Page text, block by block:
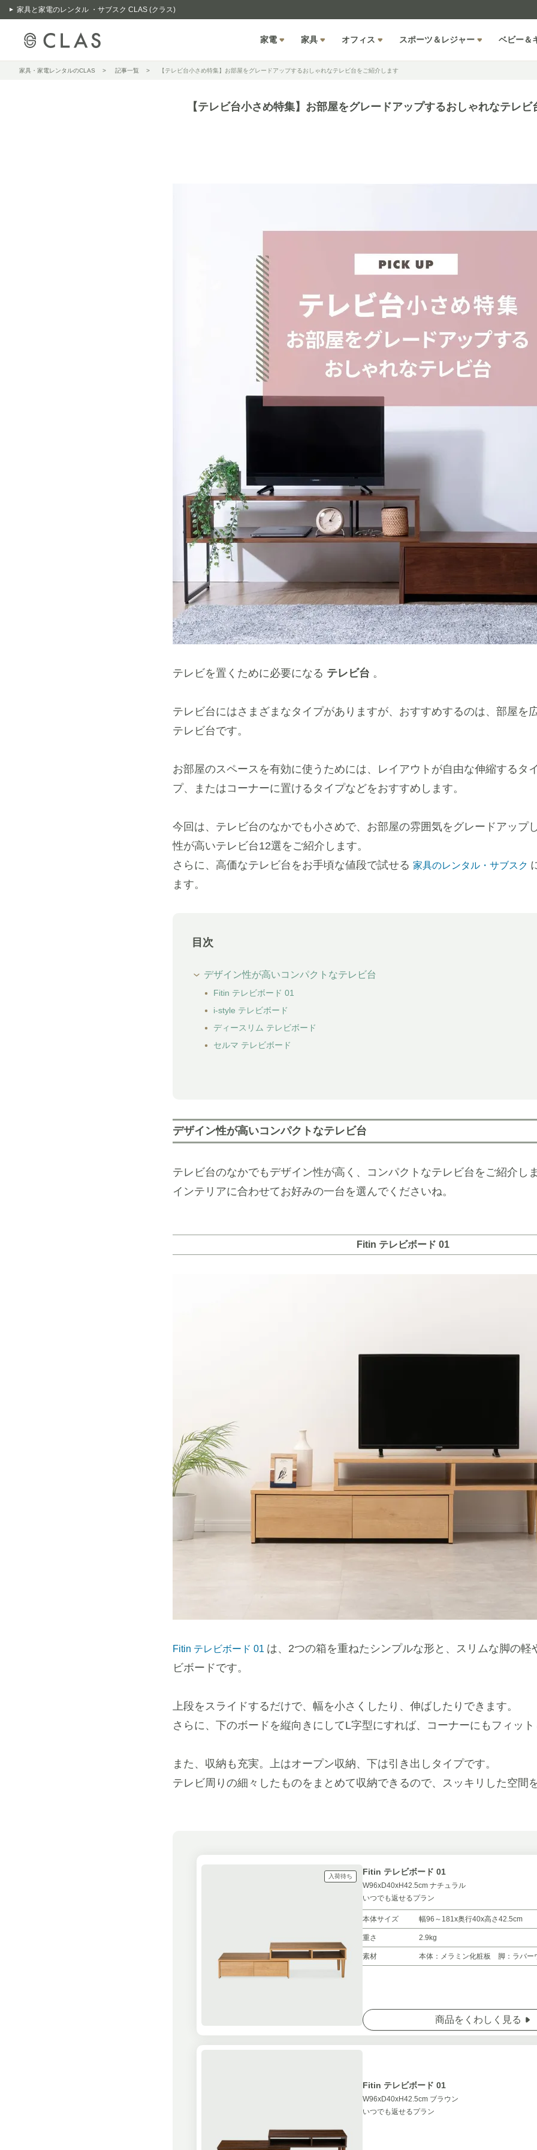
家具と家電のレンタル ・サブスク CLAS (クラス)
家電 家具 オフィス スポーツ＆レジャー ベビー＆
家具・家電レンタルのCLAS 記事一覧 【テレビ台小さめ特集】お部屋をグレードアップするおしゃれなテレビ台をご紹介します
【テレビ台小さめ特集】お部屋をグレードアップするおしゃれなテレ
テレビを置くために必要になる テレビ台 。
テレビ台にはさまざまなタイプがありますが、おすすめするのは、部屋を
テレビ台です。
お部屋のスペースを有効に使うためには、レイアウトが自由な伸縮するタ
プ、またはコーナーに置けるタイプなどをおすすめします。
今回は、テレビ台のなかでも小さめで、お部屋の雰囲気をグレードアップ
性が高いテレビ台12選をご紹介します。
さらに、高価なテレビ台をお手頃な値段で試せる 家具のレンタル・サブスク
ます。
目次
デザイン性が高いコンパクトなテレビ台
Fitin テレビボード 01
i-style テレビボード
ディースリム テレビボード
セルマ テレビボード
デザイン性が高いコンパクトなテレビ台
テレビ台のなかでもデザイン性が高く、コンパクトなテレビ台をご紹介し
インテリアに合わせてお好みの一台を選んでくださいね。
Fitin テレビボード 01
Fitin テレビボード 01 は、2つの箱を重ねたシンプルな形と、スリムな脚の軽
ビボードです。
上段をスライドするだけで、幅を小さくしたり、伸ばしたりできます。
さらに、下のボードを縦向きにしてL字型にすれば、コーナーにもフィッ
また、収納も充実。上はオープン収納、下は引き出しタイプです。
テレビ周りの細々したものをまとめて収納できるので、スッキリした空間
入荷待ち Fitin テレビボード 01
W96xD40xH42.5cm ナチュラル
いつでも返せるプラン
本体サイズ 幅96～181x奥行40x高さ42.5cm
重さ 2.9kg
素材 本体：メラミン化粧板 脚：ラバー
商品をくわしく見る
Fitin テレビボード 01
W96xD40xH42.5cm ブラウン
いつでも返せるプラン